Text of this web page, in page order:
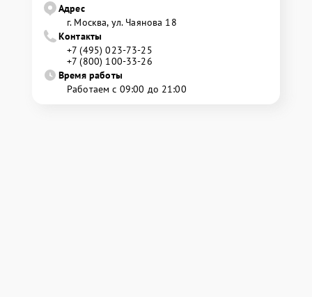
Адрес
г. Москва, ул. Чаянова 18
Контакты
+7 (495) 023-73-25
+7 (800) 100-33-26
Время работы
Работаем с 09:00 до 21:00